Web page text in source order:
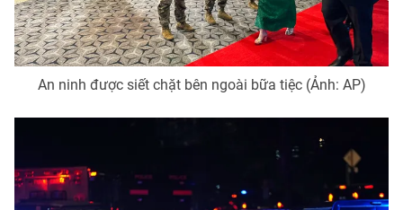
An ninh được siết chặt bên ngoài bữa tiệc (Ảnh: AP)